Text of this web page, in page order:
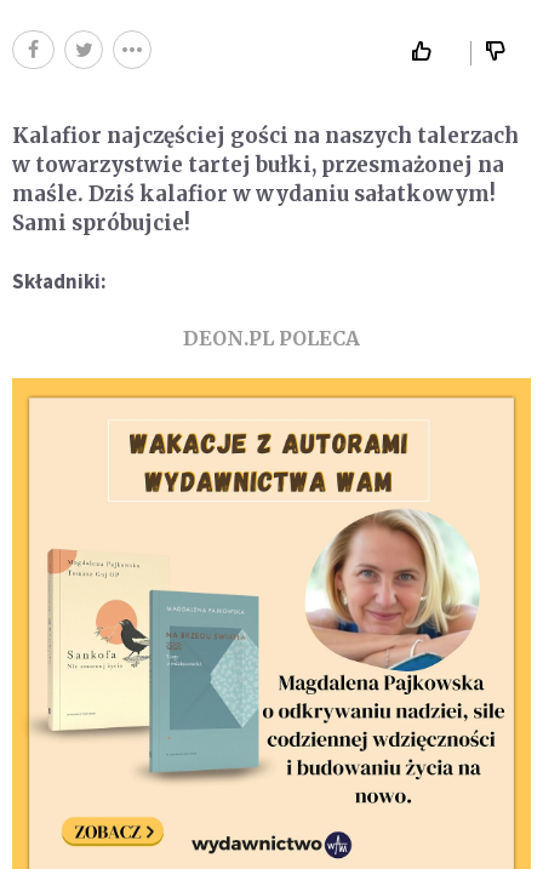
Kalafior najczęściej gości na naszych talerzach
w towarzystwie tartej bułki, przesmażonej na
maśle. Dziś kalafior w wydaniu sałatkowym!
Sami spróbujcie!
Składniki:
DEON.PL POLECA